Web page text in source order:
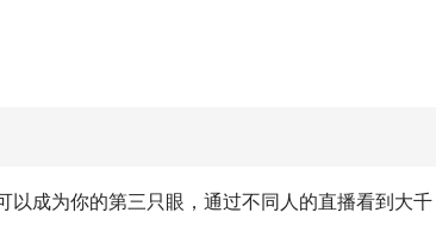
成为你的第三只眼，通过不同人的直播看到大千